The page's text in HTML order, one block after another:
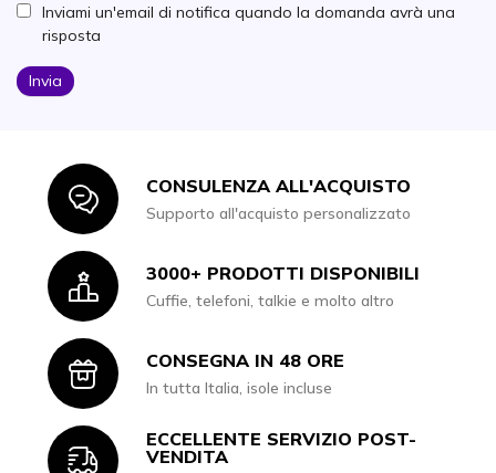
Inviami un'email di notifica quando la domanda avrà una
risposta
Invia
IconCONSULENZA ALL'ACQUISTO
Supporto all'acquisto personalizzato
Icon3000+ PRODOTTI DISPONIBILI
Cuffie, telefoni, talkie e molto altro
IconCONSEGNA IN 48 ORE
In tutta Italia, isole incluse
Icon
ECCELLENTE SERVIZIO POST-
VENDITA